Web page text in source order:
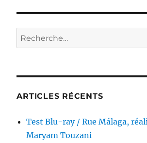
Recherche
pour :
ARTICLES RÉCENTS
Test Blu-ray / Rue Málaga,
Maryam Touzani